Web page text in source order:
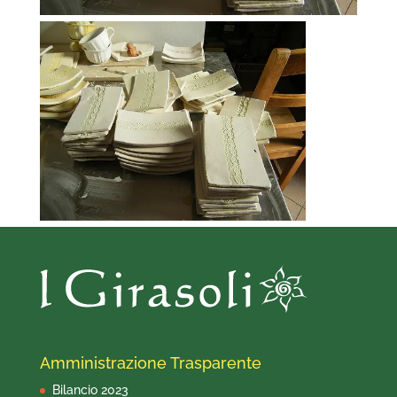
Amministrazione Trasparente
Bilancio 2023